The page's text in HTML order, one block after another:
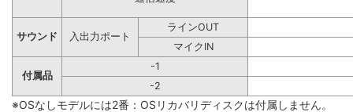
サウンド 入出力ポート
ラインOUT
マイクIN
付属品
-1
-2
※OSなしモデルには2番：OSリカバリディスクは付属しません。